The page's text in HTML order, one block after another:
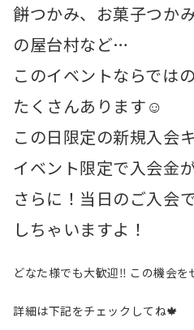
餅つかみ、お菓子つか
の屋台村など…
このイベントならでは
たくさんあります☺️
この日限定の新規入会
イベント限定で入会金
さらに！当日のご入会
しちゃいますよ！
どなた様でも大歓迎‼️ この機会を
詳細は下記をチェックしてね🍁